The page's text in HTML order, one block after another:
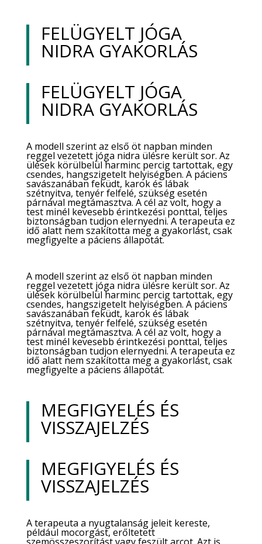
FELÜGYELT JÓGA
NIDRA GYAKORLÁS
FELÜGYELT JÓGA
NIDRA GYAKORLÁS
A modell szerint az első öt napban minden
reggel vezetett jóga nidra ülésre került sor. Az
ülések körülbelül harminc percig tartottak, egy
csendes, hangszigetelt helyiségben. A páciens
savászanában feküdt, karok és lábak
szétnyitva, tenyér felfelé, szükség esetén
párnával megtámasztva. A cél az volt, hogy a
test minél kevesebb érintkezési ponttal, teljes
biztonságban tudjon elernyedni. A terapeuta ez
idő alatt nem szakította meg a gyakorlást, csak
megfigyelte a páciens állapotát.
A modell szerint az első öt napban minden
reggel vezetett jóga nidra ülésre került sor. Az
ülések körülbelül harminc percig tartottak, egy
csendes, hangszigetelt helyiségben. A páciens
savászanában feküdt, karok és lábak
szétnyitva, tenyér felfelé, szükség esetén
párnával megtámasztva. A cél az volt, hogy a
test minél kevesebb érintkezési ponttal, teljes
biztonságban tudjon elernyedni. A terapeuta ez
idő alatt nem szakította meg a gyakorlást, csak
megfigyelte a páciens állapotát.
MEGFIGYELÉS ÉS
VISSZAJELZÉS
MEGFIGYELÉS ÉS
VISSZAJELZÉS
A terapeuta a nyugtalanság jeleit kereste,
például mocorgást, erőltetett